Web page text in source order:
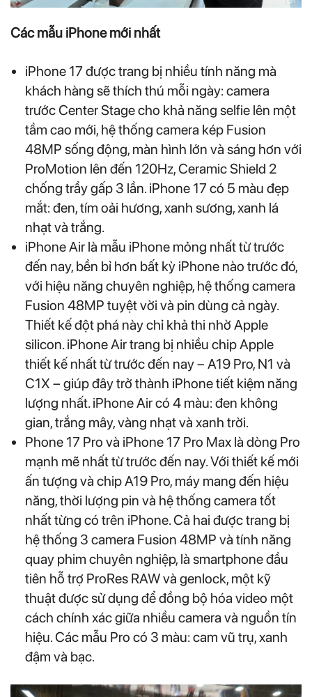
Các mẫu iPhone mới nhất
iPhone 17 được trang bị nhiều tính năng mà
khách hàng sẽ thích thú mỗi ngày: camera
trước Center Stage cho khả năng selfie lên một
tầm cao mới, hệ thống camera kép Fusion
48MP sống động, màn hình lớn và sáng hơn với
ProMotion lên đến 120Hz, Ceramic Shield 2
chống trầy gấp 3 lần. iPhone 17 có 5 màu đẹp
mắt: đen, tím oải hương, xanh sương, xanh lá
nhạt và trắng.
iPhone Air là mẫu iPhone mỏng nhất từ trước
đến nay, bền bỉ hơn bất kỳ iPhone nào trước đó,
với hiệu năng chuyên nghiệp, hệ thống camera
Fusion 48MP tuyệt vời và pin dùng cả ngày.
Thiết kế đột phá này chỉ khả thi nhờ Apple
silicon. iPhone Air trang bị nhiều chip Apple
thiết kế nhất từ trước đến nay – A19 Pro, N1 và
C1X – giúp đây trở thành iPhone tiết kiệm năng
lượng nhất. iPhone Air có 4 màu: đen không
gian, trắng mây, vàng nhạt và xanh trời.
Phone 17 Pro và iPhone 17 Pro Max là dòng Pro
mạnh mẽ nhất từ trước đến nay. Với thiết kế mới
ấn tượng và chip A19 Pro, máy mang đến hiệu
năng, thời lượng pin và hệ thống camera tốt
nhất từng có trên iPhone. Cả hai được trang bị
hệ thống 3 camera Fusion 48MP và tính năng
quay phim chuyên nghiệp, là smartphone đầu
tiên hỗ trợ ProRes RAW và genlock, một kỹ
thuật được sử dụng để đồng bộ hóa video một
cách chính xác giữa nhiều camera và nguồn tín
hiệu. Các mẫu Pro có 3 màu: cam vũ trụ, xanh
đậm và bạc.